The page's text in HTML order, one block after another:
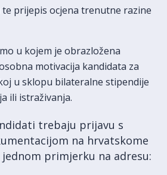
prijepis ocjena trenutne razine
u kojem je obrazložena
motivacija kandidata za
u sklopu bilateralne stipendije
ili istraživanja.
trebaju prijavu s
na hrvatskome
primjerku na adresu: